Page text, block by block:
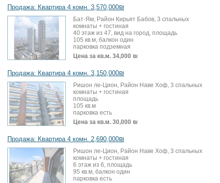
Продажа: Квартира 4 комн. 3,570,000₪
Бат-Ям, Район Кирьят Бабов, 3 спальных
комнаты + гостиная
40 этаж из 47, вид на город, площадь
105 кв.м, балкон один
парковка подземная
Цена за кв.м. 34,000 ₪
Продажа: Квартира 4 комн. 3,150,000₪
Ришон ле-Цион, Район Наве Хоф, 3 спальных
комнаты + гостиная
площадь
105 кв.м
парковка есть
Цена за кв.м. 30,000 ₪
Продажа: Квартира 4 комн. 2,690,000₪
Ришон ле-Цион, Район Наве Хоф, 3 спальных
комнаты + гостиная
6 этаж из 6, площадь
95 кв.м, балкон один
парковка есть